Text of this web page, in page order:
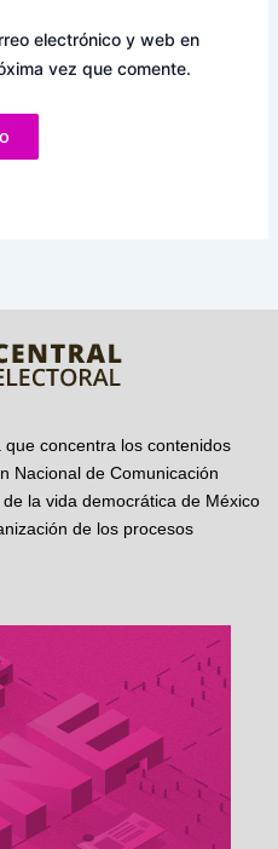
electrónico y web en
vez que comente.
concentra los contenidos
Nacional de Comunicación
la vida democrática de México
de los procesos